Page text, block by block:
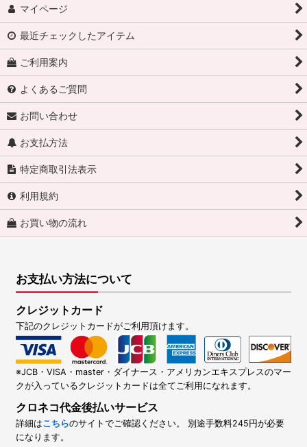
マイページ
最近チェックしたアイテム
ご利用案内
よくあるご質問
お問い合わせ
お支払方法
特定商取引法表示
利用規約
お買い物の流れ
お支払い方法について
クレジットカード
下記のクレジットカードがご利用頂けます。
※JCB・VISA・master・ダイナース・アメリカンエキスプレスのマー
クが入っているクレジットカードは全てご利用になれます。
クロネコ代金後払いサービス
詳細はこちらのサイトでご確認ください。 別途手数料245円が必要
になります。